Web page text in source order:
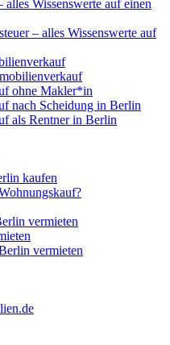
Wissenswerte auf einen
– alles Wissenswerte auf
ohne Makler*in
nach Scheidung in Berlin
als Rentner in Berlin
kaufen
vermieten
vermieten